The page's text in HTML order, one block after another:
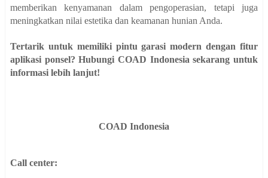
memberikan kenyamanan dalam pengoperasian, tetapi juga
meningkatkan nilai estetika dan keamanan hunian Anda.
Tertarik untuk memiliki pintu garasi modern dengan fitur
aplikasi ponsel? Hubungi COAD Indonesia sekarang untuk
informasi lebih lanjut!
COAD Indonesia
Call center: